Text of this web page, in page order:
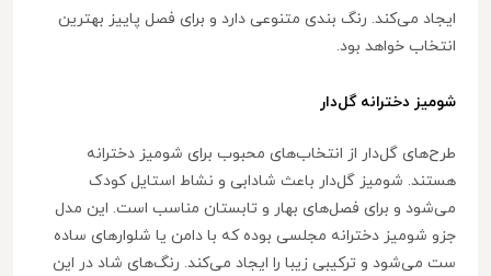
ایجاد می‌کند. رنگ بندی متنوعی دارد و برای فصل پاییز بهترین
انتخاب خواهد بود.
شومیز دخترانه گل‌دار
طرح‌های گل‌دار از انتخاب‌های محبوب برای شومیز دخترانه
هستند. شومیز گل‌دار باعث شادابی و نشاط استایل کودک
می‌شود و برای فصل‌های بهار و تابستان مناسب است. این مدل
جزو شومیز دخترانه مجلسی بوده که با دامن یا شلوارهای ساده
ست می‌شود و ترکیبی زیبا را ایجاد می‌کند. رنگ‌های شاد در این